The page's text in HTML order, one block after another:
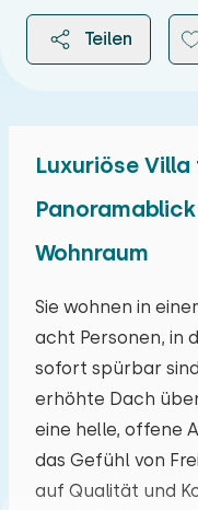
Teilen
Luxuriöse
Wohnraum
Sie wohnen in
acht Personen, in
sofort spürbar
erhöhte Dach
eine helle, offene
das Gefühl von
auf Qualität und
Mo Di Mi
27 28 29
03 04 05
10 11 12